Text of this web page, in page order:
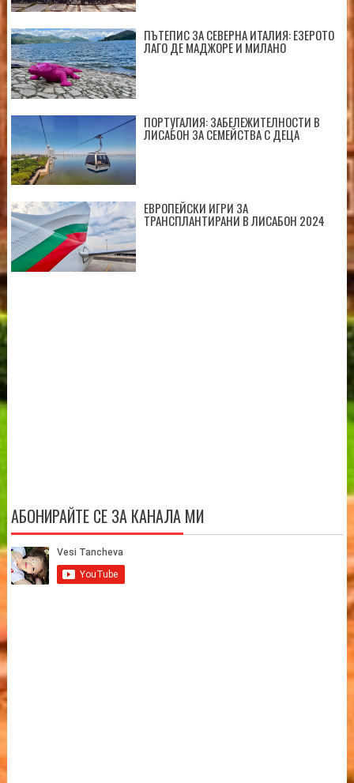
ПЪТЕПИС ЗА СЕВЕРНА ИТАЛИЯ: ЕЗЕРОТО
ЛАГО ДЕ МАДЖОРЕ И МИЛАНО
ПОРТУГАЛИЯ: ЗАБЕЛЕЖИТЕЛНОСТИ В
ЛИСАБОН ЗА СЕМЕЙСТВА С ДЕЦА
ЕВРОПЕЙСКИ ИГРИ ЗА
ТРАНСПЛАНТИРАНИ В ЛИСАБОН 2024
АБОНИРАЙТЕ СЕ ЗА КАНАЛА МИ